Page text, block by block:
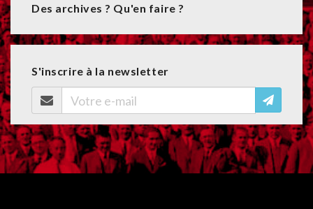
Des archives ? Qu'en faire ?
S'inscrire à la newsletter